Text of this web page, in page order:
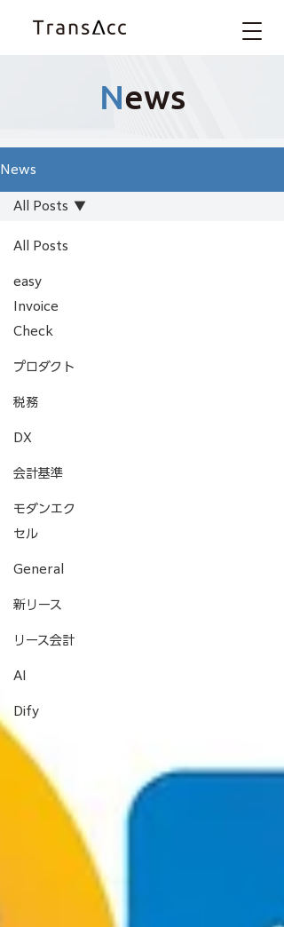
News
News
All Posts
easy
Invoice
Check
プロダクト
税務
DX
会計基準
モダンエク
セル
General
新リース
リース会計
AI
Dify
All Posts